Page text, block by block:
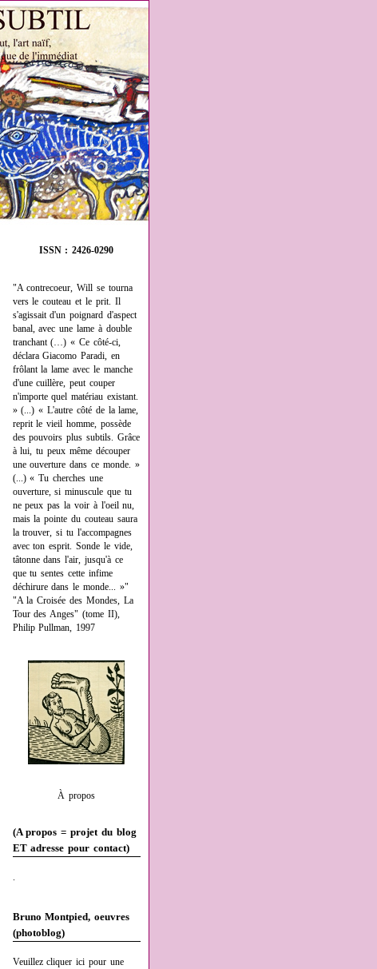
ISSN : 2426-0290
"A contrecoeur, Will se tourna
vers le couteau et le prit. Il
s'agissait d'un poignard d'aspect
banal, avec une lame à double
tranchant (…) « Ce côté-ci,
déclara Giacomo Paradi, en
frôlant la lame avec le manche
d'une cuillère, peut couper
n'importe quel matériau existant.
» (...) « L'autre côté de la lame,
reprit le vieil homme, possède
des pouvoirs plus subtils. Grâce
à lui, tu peux même découper
une ouverture dans ce monde. »
(...) « Tu cherches une
ouverture, si minuscule que tu
ne peux pas la voir à l'oeil nu,
mais la pointe du couteau saura
la trouver, si tu l'accompagnes
avec ton esprit. Sonde le vide,
tâtonne dans l'air, jusqu'à ce
que tu sentes cette infime
déchirure dans le monde... »"
"A la Croisée des Mondes, La
Tour des Anges" (tome II),
Philip Pullman, 1997
À propos
(A propos = projet du blog
ET adresse pour contact)
.
Bruno Montpied, oeuvres
(photoblog)
Veuillez cliquer ici pour une